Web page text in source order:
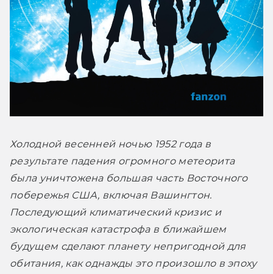
Холодной весенней ночью 1952 года в
результате падения огромного метеорита
была уничтожена большая часть Восточного
побережья США, включая Вашингтон.
Последующий климатический кризис и
экологическая катастрофа в ближайшем
будущем сделают планету непригодной для
обитания, как однажды это произошло в эпоху